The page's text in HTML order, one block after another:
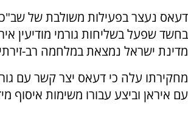
דעאס נעצר בפעילות משולבת של שב"כ
בחשד שפעל בשליחות גורמי מודיעין
מדינת ישראל נמצאת במלחמה רב-
מחקירתו עלה כי דעאס יצר קשר עם
עם איראן וביצע עבורו משימות איסוף